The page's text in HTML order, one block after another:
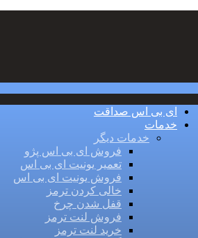
ای بی اس صداقت
خدمات
خدمات دیگر
فروش ای بی اس پژو
تعمیر یونیت ای بی اس
فروش یونیت ای بی اس
خالی کردن ترمز
قفل شدن چرخ
فروش لنت ترمز
خرید لنت ترمز